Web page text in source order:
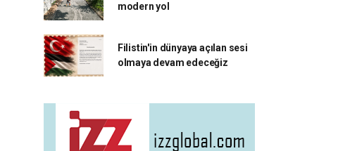
modern yol
Filistin'in dünyaya açılan sesi
olmaya devam edeceğiz